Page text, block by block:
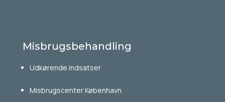
Misbrugsbehandling
Udkørende indsatser
Misbrugscenter København